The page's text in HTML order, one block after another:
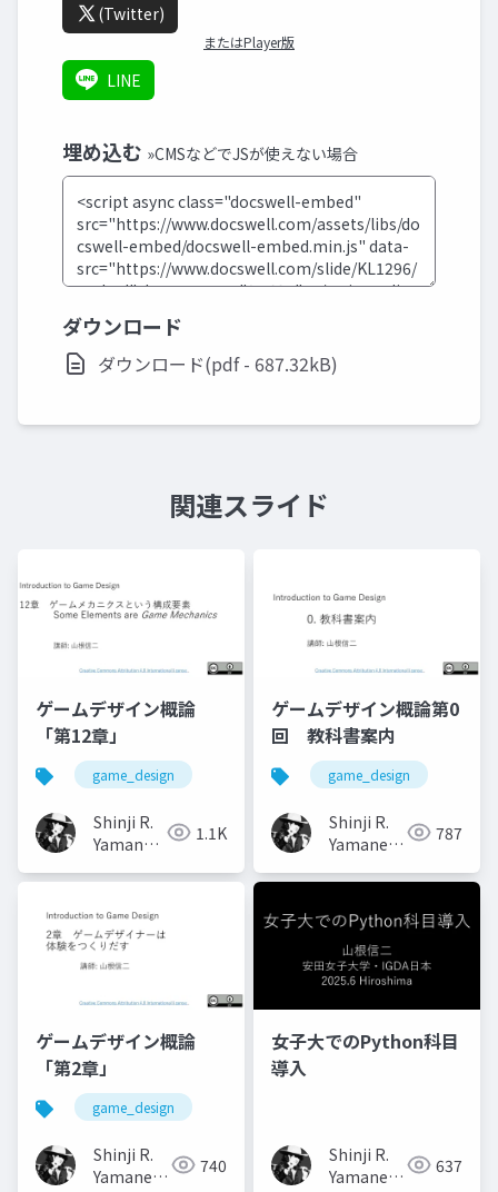
(Twitter)
またはPlayer版
LINE
埋め込む »CMSなどでJSが使えない場合
ダウンロード
ダウンロード(pdf - 687.32kB)
関連スライド
ゲームデザイン概論
「第12章」
game_design
Shinji R.
Yamane
1.1K
ゲームデザイン概論第0
回 教科書案内
game_design
Shinji R.
Yamane
787
ゲームデザイン概論
「第2章」
game_design
Shinji R.
Yamane
740
女子大でのPython科目
導入
Shinji R.
Yamane
637